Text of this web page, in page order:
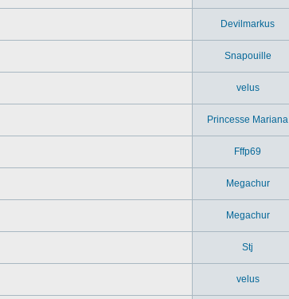
Devilmarkus
Snapouille
velus
Princesse Mariana
Fffp69
Megachur
Megachur
Stj
velus